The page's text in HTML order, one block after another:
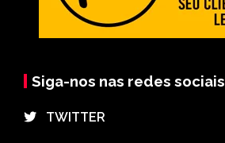
Siga-nos nas redes sociais
⠀TWITTER